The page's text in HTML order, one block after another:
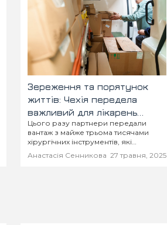
Зереження та порятунок
життів: Чехія передела
важливий для лікарень
Вінниці медвантаж
Цього разу партнери передали
вантаж з майже трьома тисячами
хірургічних інструментів, які
розподілять по чотирьох міських
лікарнях.
Анастасія Сенникова 27 травня, 2025